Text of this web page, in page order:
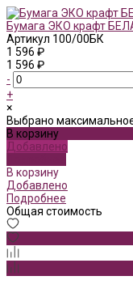
Бумага ЭКО крафт
Артикул 100/00БК
1 596 ₽
1 596 ₽
-
+
×
Выбрано
В корзину
Добавлено
В корзину
Добавлено
Подробнее
Общая стоимость